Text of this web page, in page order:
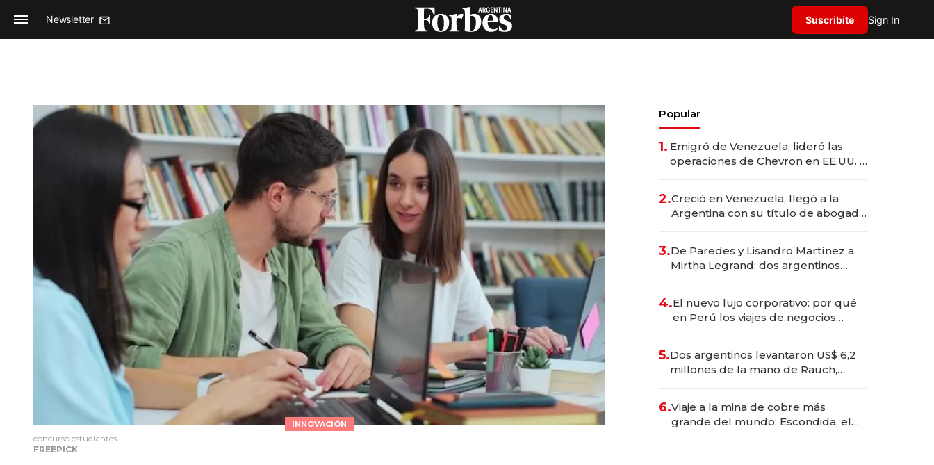
Newsletter Suscribite Sign In
INNOVACIÓN
concurso estudiantes
FREEPICK
Popular
1. Emigró de Venezuela, lideró las
operaciones de Chevron en EE.UU. y
2.Creció en Venezuela, llegó a la
Argentina con su título de abogado
marcas "fast premium"
3.De Paredes y Lisandro Martínez a
Mirtha Legrand: dos argentinos
4.El nuevo lujo corporativo: por qué
en Perú los viajes de negocios
transformadoras
5.Dos argentinos levantaron US$ 6,2
millones de la mano de Rauch,
6.Viaje a la mina de cobre más
grande del mundo: Escondida, el